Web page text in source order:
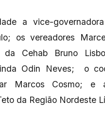
a vice-
os vereadores
da Cehab Bruno
Odin Neves; o
Marcos Cosmo; e
da Região Nordeste